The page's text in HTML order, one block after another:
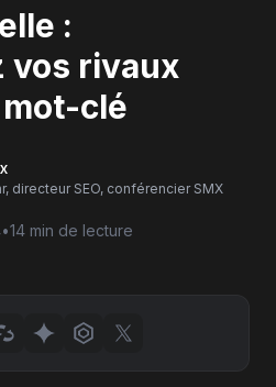
:
vos rivaux
clé
directeur SEO, conférencier SMX
•14 min de lecture